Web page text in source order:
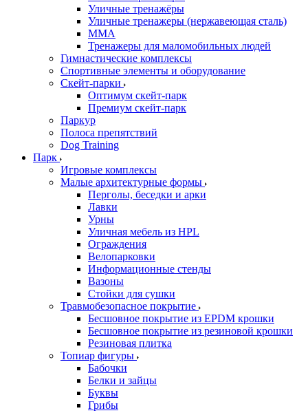
Уличные тренажёры
Уличные тренажеры (нержавеющая сталь)
ММА
Тренажеры для маломобильных людей
Гимнастические комплексы
Спортивные элементы и оборудование
Скейт-парки
Оптимум скейт-парк
Премиум скейт-парк
Паркур
Полоса препятствий
Dog Training
Парк
Игровые комплексы
Малые архитектурные формы
Перголы, беседки и арки
Лавки
Урны
Уличная мебель из HPL
Ограждения
Велопарковки
Информационные стенды
Вазоны
Стойки для сушки
Травмобезопасное покрытие
Бесшовное покрытие из EPDM крошки
Бесшовное покрытие из резиновой крошки
Резиновая плитка
Топиар фигуры
Бабочки
Белки и зайцы
Буквы
Грибы